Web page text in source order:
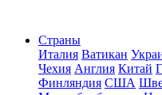
Страны
Италия Ватикан
Чехия Англия Китай
Финляндия США